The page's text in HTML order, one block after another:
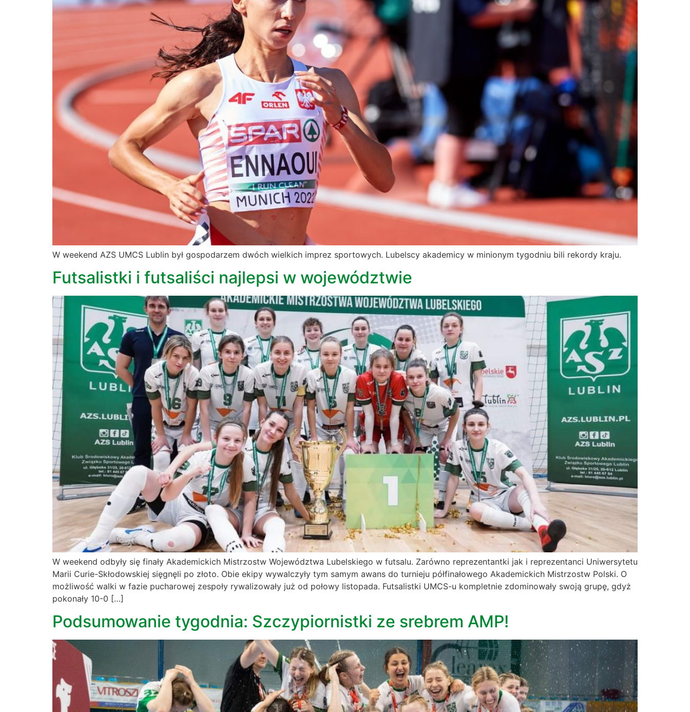
W weekend AZS UMCS Lublin był gospodarzem dwóch wielkich imprez sportowych. Lubelscy akademicy w minionym tygodniu bili rekordy kraju.
Futsalistki i futsaliści najlepsi w województwie
W weekend odbyły się finały Akademickich Mistrzostw Województwa Lubelskiego w futsalu. Zarówno reprezentantki jak i reprezentanci Uniwersytetu
Marii Curie-Skłodowskiej sięgnęli po złoto. Obie ekipy wywalczyły tym samym awans do turnieju półfinałowego Akademickich Mistrzostw Polski. O
możliwość walki w fazie pucharowej zespoły rywalizowały już od połowy listopada. Futsalistki UMCS-u kompletnie zdominowały swoją grupę, gdyż
pokonały 10-0 […]
Podsumowanie tygodnia: Szczypiornistki ze srebrem AMP!